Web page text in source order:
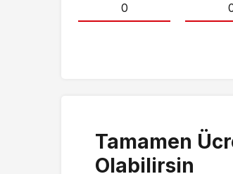
0
Tamamen
Olabilirsin